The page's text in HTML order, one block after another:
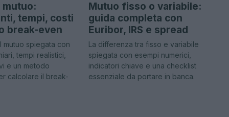
mutuo:
tempi, costi
break-even
mutuo spiegata con
tempi realistici,
e un metodo
calcolare il break-
Mutuo fisso o variabile:
guida completa con
Euribor, IRS e spread
La differenza tra fisso e variabile
spiegata con esempi numerici,
indicatori chiave e una checklist
essenziale da portare in banca.